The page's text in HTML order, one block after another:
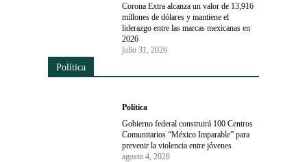
Corona Extra alcanza un valor de 13,916
millones de dólares y mantiene el
liderazgo entre las marcas mexicanas en
2026
julio 31, 2026
Política
Política
Gobierno federal construirá 100 Centros
Comunitarios “México Imparable” para
prevenir la violencia entre jóvenes
agosto 4, 2026